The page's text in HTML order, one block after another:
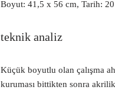
Boyut: 41,5 x 56 cm, Tarih:
teknik analiz
Küçük boyutlu olan çalışma
kuruması bittikten sonra